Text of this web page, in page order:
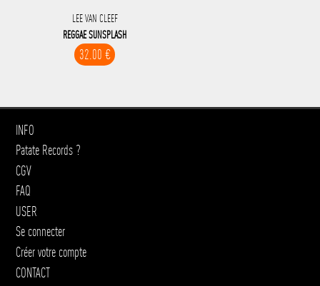
LEE VAN CLEEF
REGGAE SUNSPLASH
32.00 €
INFO
Patate Records ?
CGV
FAQ
USER
Se connecter
Créer votre compte
CONTACT